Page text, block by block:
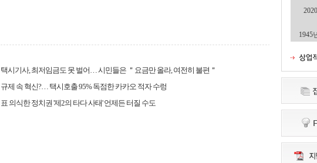
택시기사, 최저임금도 못 벌어… 시민들은 ＂요금만 올라, 여전히 불편＂
규제 속 혁신?… 택시호출 95% 독점한 카카오 적자 수렁
표 의식한 정치권 '제2의 타다 사태' 언제든 터질 수도